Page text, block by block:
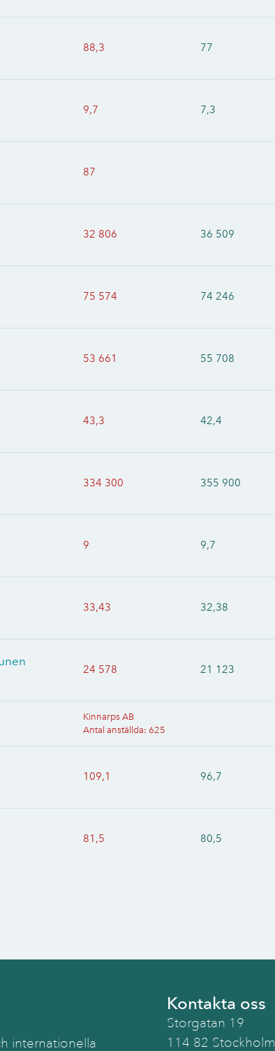
88,3 77
9,7 7,3
87
32 806 36 509
75 574 74 246
53 661 55 708
43,3 42,4
334 300 355 900
9 9,7
33,43 32,38
24 578 21 123
Kinnarps AB
Antal anställda: 625
109,1 96,7
81,5 80,5
internationella
Kontakta oss
Storgatan 19
114 82 Stockholm